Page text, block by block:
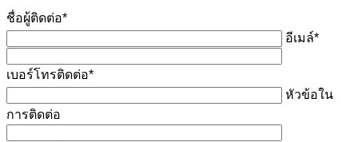
ชื่อผู้ติดต่อ*
อีเมล์*
เบอร์โทรติดต่อ*
หัวข้อใน
การติดต่อ